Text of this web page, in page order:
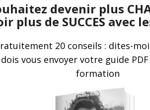
devenir plus
plus de SUCCES avec
20 conseils : dites-
vous envoyer votre guide
formation